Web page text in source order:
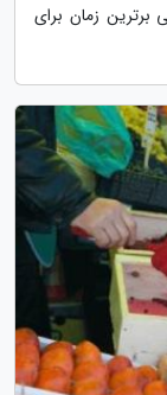
زمان برای